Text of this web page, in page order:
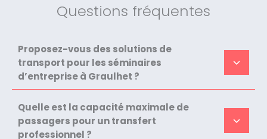
Questions fréquentes
Proposez-vous des solutions de
transport pour les séminaires
d’entreprise à Graulhet ?
Quelle est la capacité maximale de
passagers pour un transfert
professionnel ?